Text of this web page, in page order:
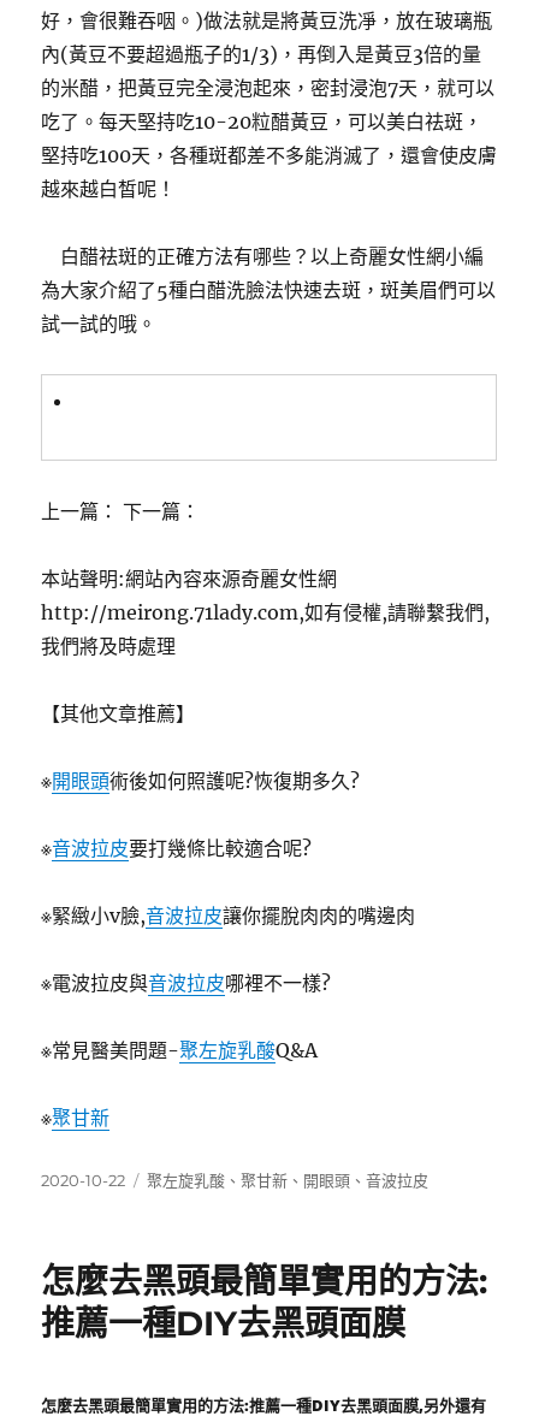
好，會很難吞咽。)做法就是將黃豆洗凈，放在玻璃瓶
內(黃豆不要超過瓶子的1/3)，再倒入是黃豆3倍的量
的米醋，把黃豆完全浸泡起來，密封浸泡7天，就可以
吃了。每天堅持吃10-20粒醋黃豆，可以美白祛斑，
堅持吃100天，各種斑都差不多能消滅了，還會使皮膚
越來越白皙呢！
白醋祛斑的正確方法有哪些？以上奇麗女性網小編
為大家介紹了5種白醋洗臉法快速去斑，斑美眉們可以
試一試的哦。
上一篇： 下一篇：
本站聲明:網站內容來源奇麗女性網
http://meirong.71lady.com,如有侵權,請聯繫我們,
我們將及時處理
【其他文章推薦】
※開眼頭術後如何照護呢?恢復期多久?
※音波拉皮要打幾條比較適合呢?
※緊緻小v臉,音波拉皮讓你擺脫肉肉的嘴邊肉
※電波拉皮與音波拉皮哪裡不一樣?
※常見醫美問題-聚左旋乳酸Q&A
※聚甘新
發
2020-10-22
標
聚左旋乳酸 、聚甘新 、 開眼頭 、音波拉皮
怎麼去黑頭最簡單實用的方法:
推薦一種DIY去黑頭面膜
怎麼去黑頭最簡單實用的方法:推薦一種DIY去黑頭面膜,另外還有